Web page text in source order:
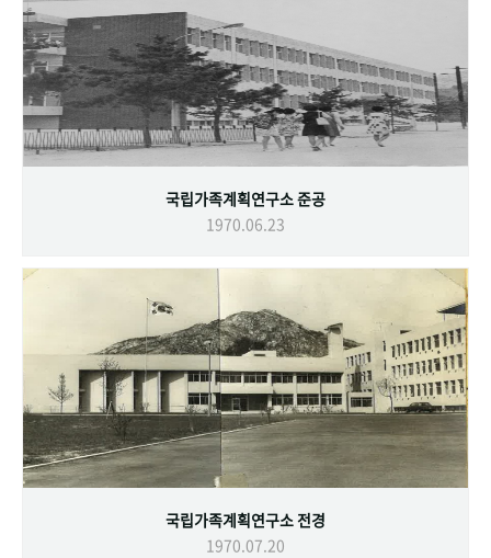
국립가족계획연구소 준공
1970.06.23
국립가족계획연구소 전경
1970.07.20